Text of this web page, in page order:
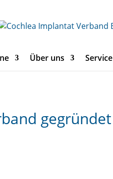
Über uns Service
gegründet